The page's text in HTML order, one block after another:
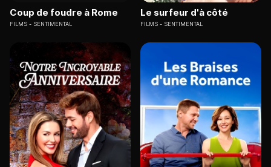
Coup de foudre à Rome
FILMS SENTIMENTAL
Le surfeur d'à côté
FILMS SENTIMENTAL